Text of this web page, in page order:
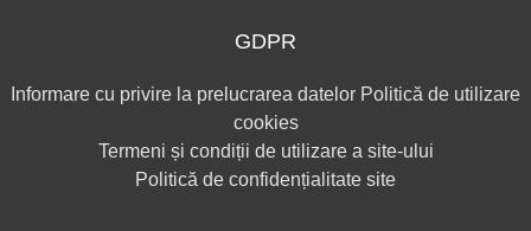
GDPR
Informare cu privire la prelucrarea datelor Politică de utilizare
cookies
Termeni și condiții de utilizare a site-ului
Politică de confidențialitate site